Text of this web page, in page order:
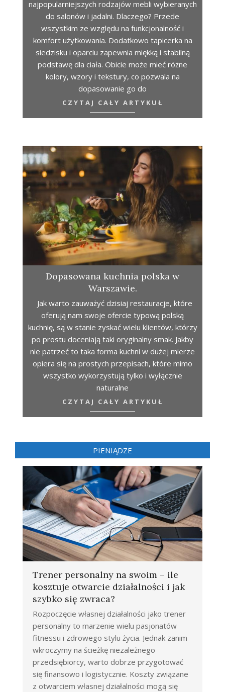
najpopularniejszych rodzajów mebli wybieranych
do salonów i jadalni. Dlaczego? Przede
wszystkim ze względu na funkcjonalność i
komfort użytkowania. Dodatkowo tapicerka na
siedzisku i oparciu zapewnia miękką i stabilną
podstawę dla ciała. Obicie może mieć różne
kolory, wzory i tekstury, co pozwala na
dopasowanie go do
CZYTAJ CAŁY ARTYKUŁ
Dopasowana kuchnia polska w
Warszawie.
Jak warto zauważyć dzisiaj restauracje, które
oferują nam swoje ofercie typową polską
kuchnię, są w stanie zyskać wielu klientów, którzy
po prostu doceniają taki oryginalny smak. Jakby
nie patrzeć to taka forma kuchni w dużej mierze
opiera się na prostych przepisach, które mimo
wszystko wykorzystują tylko i wyłącznie
naturalne
CZYTAJ CAŁY ARTYKUŁ
PIENIĄDZE
Trener personalny na swoim – ile
kosztuje otwarcie działalności i jak
szybko się zwraca?
Rozpoczęcie własnej działalności jako trener
personalny to marzenie wielu pasjonatów
fitnessu i zdrowego stylu życia. Jednak zanim
wkroczymy na ścieżkę niezależnego
przedsiębiorcy, warto dobrze przygotować
się finansowo i logistycznie. Koszty związane
z otwarciem własnej działalności mogą się